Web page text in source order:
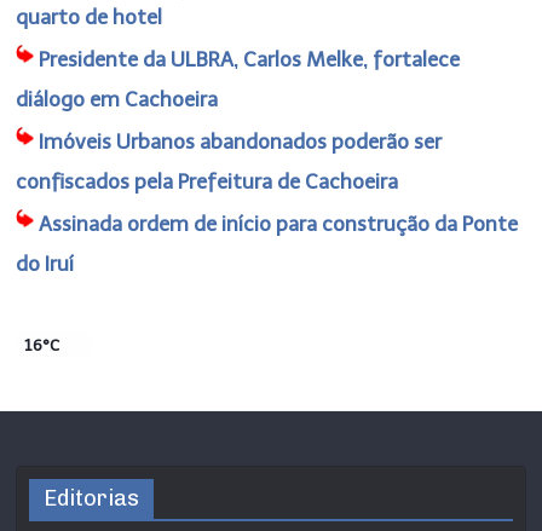
quarto de hotel
Presidente da ULBRA, Carlos Melke, fortalece
diálogo em Cachoeira
Imóveis Urbanos abandonados poderão ser
confiscados pela Prefeitura de Cachoeira
Assinada ordem de início para construção da Ponte
do Iruí
16°C
Editorias